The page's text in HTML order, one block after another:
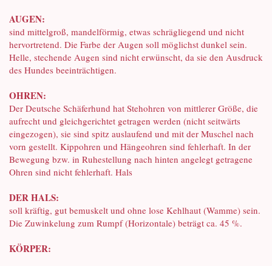
AUGEN:
sind mittelgroß, mandelförmig, etwas schrägliegend und nicht
hervortretend. Die Farbe der Augen soll möglichst dunkel sein.
Helle, stechende Augen sind nicht erwünscht, da sie den Ausdruck
des Hundes beeinträchtigen.
OHREN:
Der Deutsche Schäferhund hat Stehohren von mittlerer Größe, die
aufrecht und gleichgerichtet getragen werden (nicht seitwärts
eingezogen), sie sind spitz auslaufend und mit der Muschel nach
vorn gestellt. Kippohren und Hängeohren sind fehlerhaft. In der
Bewegung bzw. in Ruhestellung nach hinten angelegt getragene
Ohren sind nicht fehlerhaft. Hals
DER HALS:
soll kräftig, gut bemuskelt und ohne lose Kehlhaut (Wamme) sein.
Die Zuwinkelung zum Rumpf (Horizontale) beträgt ca. 45 %.
KÖRPER: